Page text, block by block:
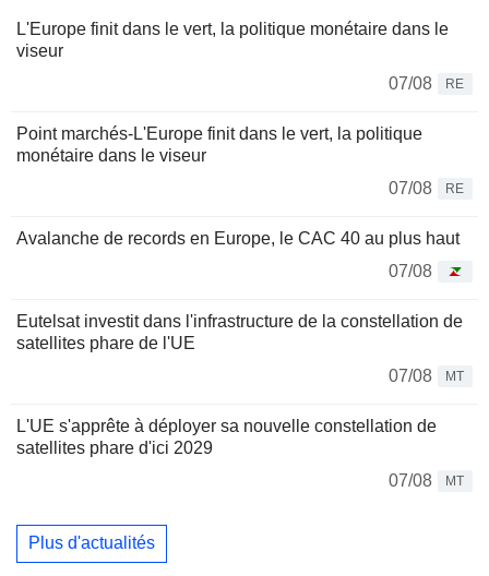
L'Europe finit dans le vert, la politique monétaire dans le
viseur
07/08
RE
Point marchés-L'Europe finit dans le vert, la politique
monétaire dans le viseur
07/08
RE
Avalanche de records en Europe, le CAC 40 au plus haut
07/08
Eutelsat investit dans l'infrastructure de la constellation de
satellites phare de l'UE
07/08
MT
L'UE s'apprête à déployer sa nouvelle constellation de
satellites phare d'ici 2029
07/08
MT
Plus d'actualités